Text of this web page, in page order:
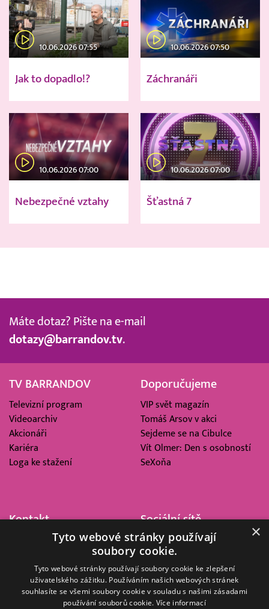
10.06.2026 07:55
Jak to dopadlo!?
10.06.2026 07:50
Záchranáři
10.06.2026 07:00
Nebezpečné vztahy
10.06.2026 07:00
Šťastná 7
Máte dotaz? Pište na e-mail
dotazy@barrandov.tv.
TV BARRANDOV
Televizní program
Videoarchiv
Akcionáři
Kariéra
Loga ke stažení
Doporučujeme
VIP svět magazín
Tomáš Arsov v akci
Sejdeme se na Cibulce
Vít Olmer: Den s osobností
SeXoňa
Kontakt
Barrandov Televizní Studio,
Kříženeckého nám. 322
152 00 Praha 5
IČ 416 93 311
Sociální sítě
×
Tyto webové stránky používají
soubory cookie.
Tyto webové stránky používají soubory cookie ke zlepšení
uživatelského zážitku. Používáním našich webových stránek
souhlasíte se všemi soubory cookie v souladu s našimi zásadami
používání souborů cookie. Více informací